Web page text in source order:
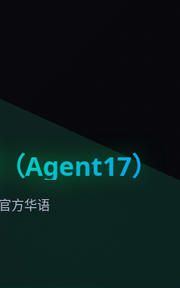
Agent17）
方华语